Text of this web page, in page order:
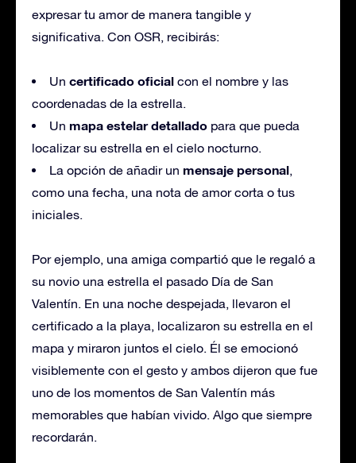
expresar tu amor de manera tangible y
significativa. Con OSR, recibirás:
Un certificado oficial con el nombre y las
coordenadas de la estrella.
Un mapa estelar detallado para que pueda
localizar su estrella en el cielo nocturno.
La opción de añadir un mensaje personal,
como una fecha, una nota de amor corta o tus
iniciales.
Por ejemplo, una amiga compartió que le regaló a
su novio una estrella el pasado Día de San
Valentín. En una noche despejada, llevaron el
certificado a la playa, localizaron su estrella en el
mapa y miraron juntos el cielo. Él se emocionó
visiblemente con el gesto y ambos dijeron que fue
uno de los momentos de San Valentín más
memorables que habían vivido. Algo que siempre
recordarán.